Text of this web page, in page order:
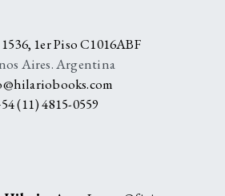
1er Piso C1016ABF
Aires. Argentina
(11) 4815-0559